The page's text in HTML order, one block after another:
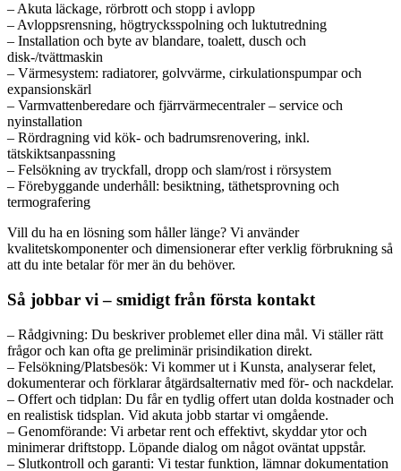
– Akuta läckage, rörbrott och stopp i avlopp
– Avloppsrensning, högtrycksspolning och luktutredning
– Installation och byte av blandare, toalett, dusch och
disk-/tvättmaskin
– Värmesystem: radiatorer, golvvärme, cirkulationspumpar och
expansionskärl
– Varmvattenberedare och fjärrvärmecentraler – service och
nyinstallation
– Rördragning vid kök- och badrumsrenovering, inkl.
tätskiktsanpassning
– Felsökning av tryckfall, dropp och slam/rost i rörsystem
– Förebyggande underhåll: besiktning, täthetsprovning och
termografering
Vill du ha en lösning som håller länge? Vi använder
kvalitetskomponenter och dimensionerar efter verklig förbrukning så
att du inte betalar för mer än du behöver.
Så jobbar vi – smidigt från första kontakt
– Rådgivning: Du beskriver problemet eller dina mål. Vi ställer rätt
frågor och kan ofta ge preliminär prisindikation direkt.
– Felsökning/Platsbesök: Vi kommer ut i Kunsta, analyserar felet,
dokumenterar och förklarar åtgärdsalternativ med för- och nackdelar.
– Offert och tidplan: Du får en tydlig offert utan dolda kostnader och
en realistisk tidsplan. Vid akuta jobb startar vi omgående.
– Genomförande: Vi arbetar rent och effektivt, skyddar ytor och
minimerar driftstopp. Löpande dialog om något oväntat uppstår.
– Slutkontroll och garanti: Vi testar funktion, lämnar dokumentation